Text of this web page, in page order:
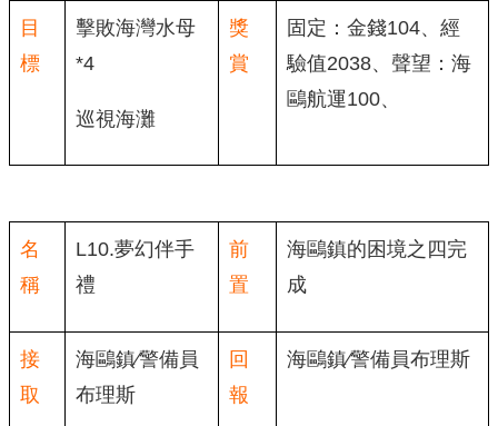
目
標
擊敗海灣水母
*4
巡視海灘
獎
賞
固定：金錢104、經
驗值2038、聲望：海
鷗航運100、
名
稱
L10.夢幻伴手
禮
前
置
海鷗鎮的困境之四完
成
接
取
海鷗鎮∕警備員
布理斯
回
報
海鷗鎮∕警備員布理斯